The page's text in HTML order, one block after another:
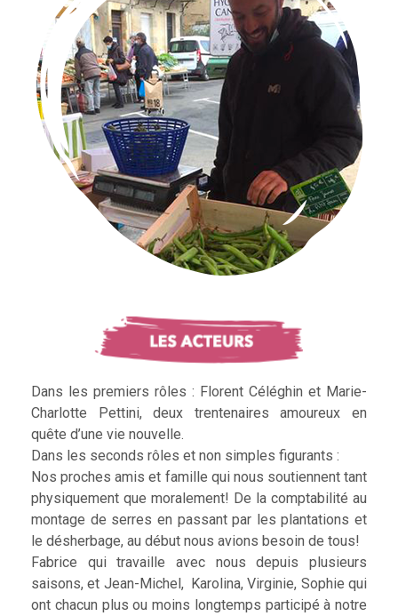
Dans les premiers rôles : Florent Céléghin et Marie-
Charlotte Pettini, deux trentenaires amoureux en
quête d’une vie nouvelle.
Dans les seconds rôles et non simples figurants :
Nos proches amis et famille qui nous soutiennent tant
physiquement que moralement! De la comptabilité au
montage de serres en passant par les plantations et
le désherbage, au début nous avions besoin de tous!
Fabrice qui travaille avec nous depuis plusieurs
saisons, et Jean-Michel, Karolina, Virginie, Sophie qui
ont chacun plus ou moins longtemps participé à notre